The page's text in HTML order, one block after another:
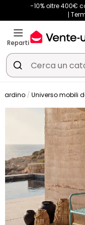
-10% oltre 400€
Reparti
Universo mobili